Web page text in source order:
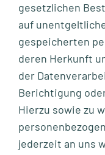
gesetzlichen
auf
gespeicherten
deren Herkunft
der
Berichtigung
Hierzu sowie zu
jederzeit an uns